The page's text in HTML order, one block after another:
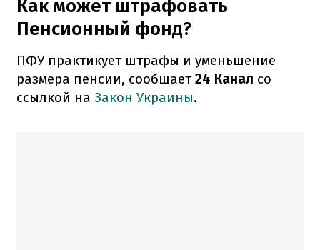
Как может штрафовать
Пенсионный фонд?
ПФУ практикует штрафы и уменьшение
размера пенсии, сообщает24 Канал со
ссылкой на Закон Украины.